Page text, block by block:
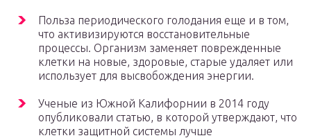
Польза периодического голодания еще и в том,
что активизируются восстановительные
процессы. Организм заменяет поврежденные
клетки на новые, здоровые, старые удаляет или
использует для высвобождения энергии.
Ученые из Южной Калифорнии в 2014 году
опубликовали статью, в которой утверждают, что
клетки защитной системы лучше